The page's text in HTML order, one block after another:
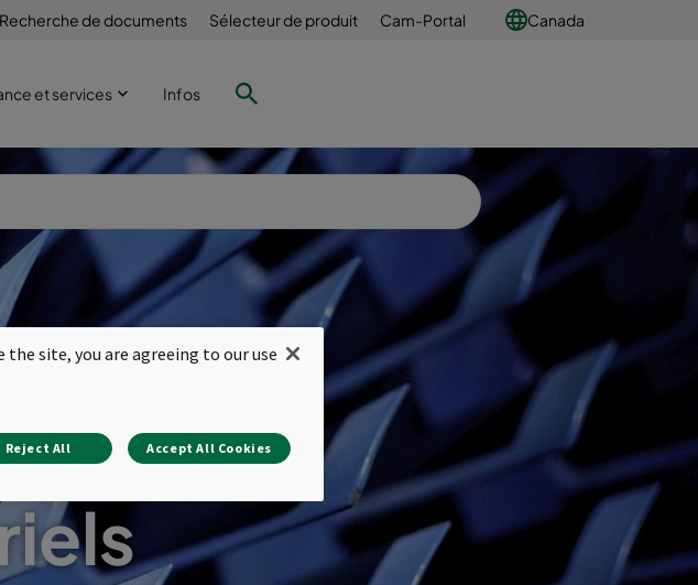
Recherche de documents Sélecteur de produit Cam-Portal Canada
et services Infos
l'air des
d'air
site, you are agreeing to our use
Reject All Accept All Cookies